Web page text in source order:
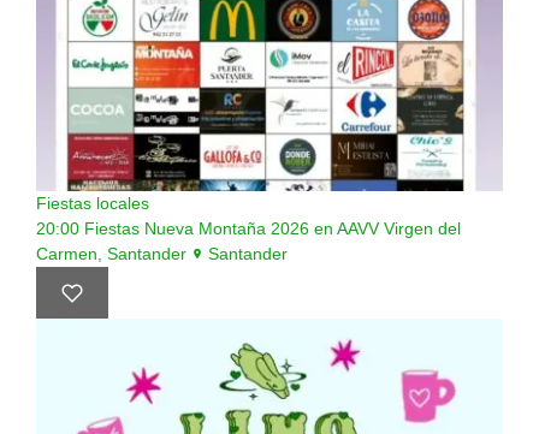
Fiestas locales
20:00 Fiestas Nueva Montaña 2026 en AAVV Virgen del
Carmen, Santander
Santander